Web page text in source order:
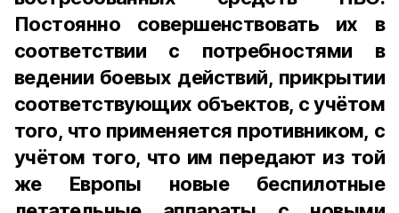
Постоянно совершенствовать их в
соответствии с потребностями в
ведении боевых действий, прикрытии
соответствующих объектов, с учётом
того, что применяется противником, с
учётом того, что им передают из той
же Европы новые беспилотные